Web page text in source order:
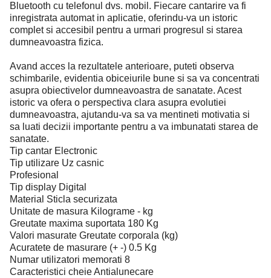
Bluetooth cu telefonul dvs. mobil. Fiecare cantarire va fi
inregistrata automat in aplicatie, oferindu-va un istoric
complet si accesibil pentru a urmari progresul si starea
dumneavoastra fizica.
Avand acces la rezultatele anterioare, puteti observa
schimbarile, evidentia obiceiurile bune si sa va concentrati
asupra obiectivelor dumneavoastra de sanatate. Acest
istoric va ofera o perspectiva clara asupra evolutiei
dumneavoastra, ajutandu-va sa va mentineti motivatia si
sa luati decizii importante pentru a va imbunatati starea de
sanatate.
Tip cantar Electronic
Tip utilizare Uz casnic
Profesional
Tip display Digital
Material Sticla securizata
Unitate de masura Kilograme - kg
Greutate maxima suportata 180 Kg
Valori masurate Greutate corporala (kg)
Acuratete de masurare (+ -) 0.5 Kg
Numar utilizatori memorati 8
Caracteristici cheie Antialunecare